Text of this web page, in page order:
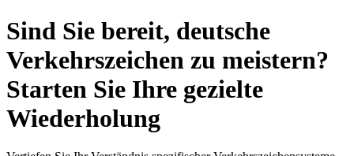
Sind Sie bereit, deutsche
Verkehrszeichen zu meistern?
Starten Sie Ihre gezielte
Wiederholung